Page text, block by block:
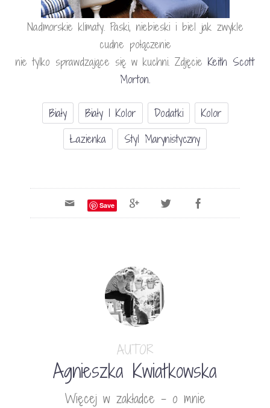
Nadmorskie klimaty. Paski, niebieski i biel jak zwykle
cudne połączenie
nie tylko sprawdzające się w kuchni. Zdjęcie Keith Scott
Morton.
Biały Biały I Kolor Dodatki
Kolor
Łazienka
Styl Marynistyczny
Save
AUTOR
Agnieszka Kwiatkowska
Więcej w zakładce - o mnie